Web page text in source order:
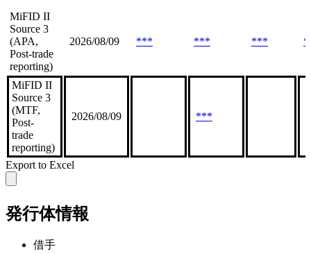
MiFID II
Source 3
(APA,
Post-trade
reporting)
2026/08/09 *** *** ***
MiFID II
Source 3
(MTF,
Post-
trade
reporting)
2026/08/09 ***
Export to Excel
発行体情報
借手